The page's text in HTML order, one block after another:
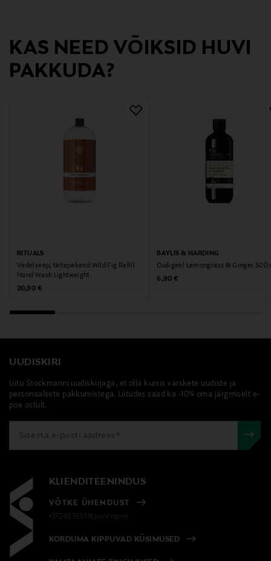
COMPAGNIE DE PROVENCE, 18 Rue Louis Astouin,
13002 Marseille, France
Digitaalne aadress
KAS NEED VÕIKSID HUVI
PAKKUDA?
RITUALS
Vedelseep, täitepakend Wild Fig Refill
Hand Wash Lightweight
Original Price
20,90 €
BAYLIS & HARDING
Dušigeel Lemongrass & Ginger 500
Original Price
6,90 €
UUDISKIRI
Liitu Stockmanni uudiskirjaga, et olla kursis värskete uudiste ja
personaalsete pakkumistega. Liitudes saad ka -10% oma järgmiselt e-
poe ostult.
KLIENDITEENINDUS
VÕTKE ÜHENDUST
+372 6339539(pvm/mpm)
KORDUMA KIPPUVAD KÜSIMUSED